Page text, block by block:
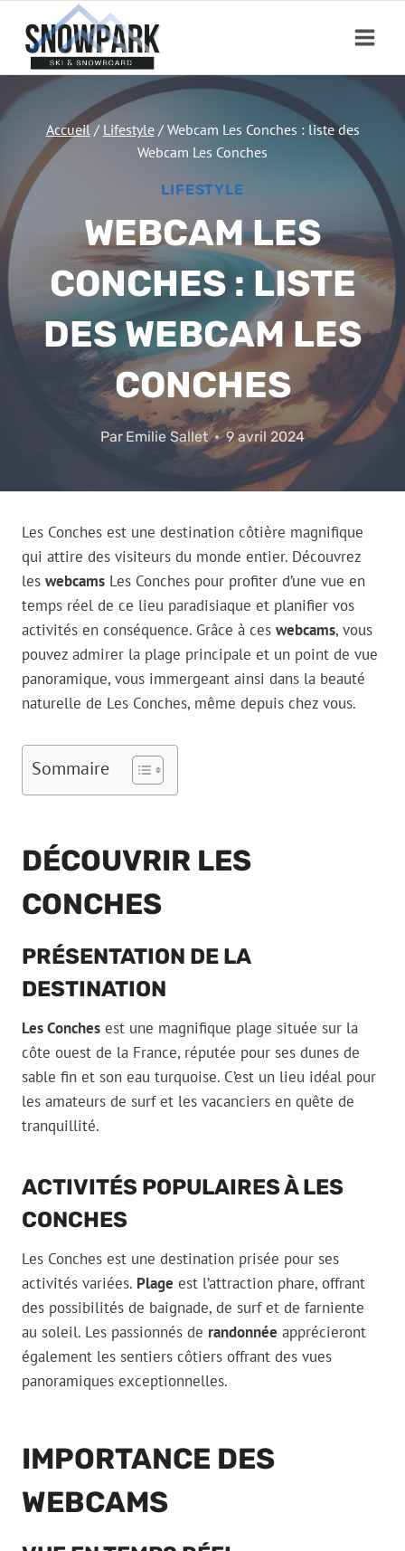
contenu
Accueil / Lifestyle / Webcam Les Conches : liste des
Webcam Les Conches
LIFESTYLE
WEBCAM LES
CONCHES : LISTE
DES WEBCAM LES
CONCHES
Par Emilie Sallet 9 avril 2024
Les Conches est une destination côtière magnifique
qui attire des visiteurs du monde entier. Découvrez
les webcams Les Conches pour profiter d’une vue en
temps réel de ce lieu paradisiaque et planifier vos
activités en conséquence. Grâce à ces webcams, vous
pouvez admirer la plage principale et un point de vue
panoramique, vous immergeant ainsi dans la beauté
naturelle de Les Conches, même depuis chez vous.
Sommaire
DÉCOUVRIR LES
CONCHES
PRÉSENTATION DE LA
DESTINATION
Les Conches est une magnifique plage située sur la
côte ouest de la France, réputée pour ses dunes de
sable fin et son eau turquoise. C’est un lieu idéal pour
les amateurs de surf et les vacanciers en quête de
tranquillité.
ACTIVITÉS POPULAIRES À LES
CONCHES
Les Conches est une destination prisée pour ses
activités variées. Plage est l’attraction phare, offrant
des possibilités de baignade, de surf et de farniente
au soleil. Les passionnés de randonnée apprécieront
également les sentiers côtiers offrant des vues
panoramiques exceptionnelles.
IMPORTANCE DES
WEBCAMS